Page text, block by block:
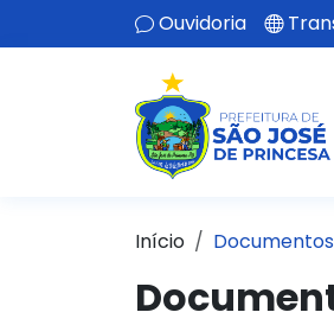
Ouvidoria
Início